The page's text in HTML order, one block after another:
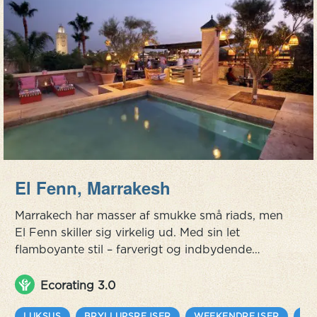
El Fenn, Marrakesh
Marrakech har masser af smukke små riads, men
El Fenn skiller sig virkelig ud. Med sin let
flamboyante stil – farverigt og indbydende
design, er det lidt ligesom Marrakech møder
rock n’ roll. Måske ikke så mærkeligt, fordi
Vanessa Branson, søster til Sir Richard Branson,
Ecorating 3.0